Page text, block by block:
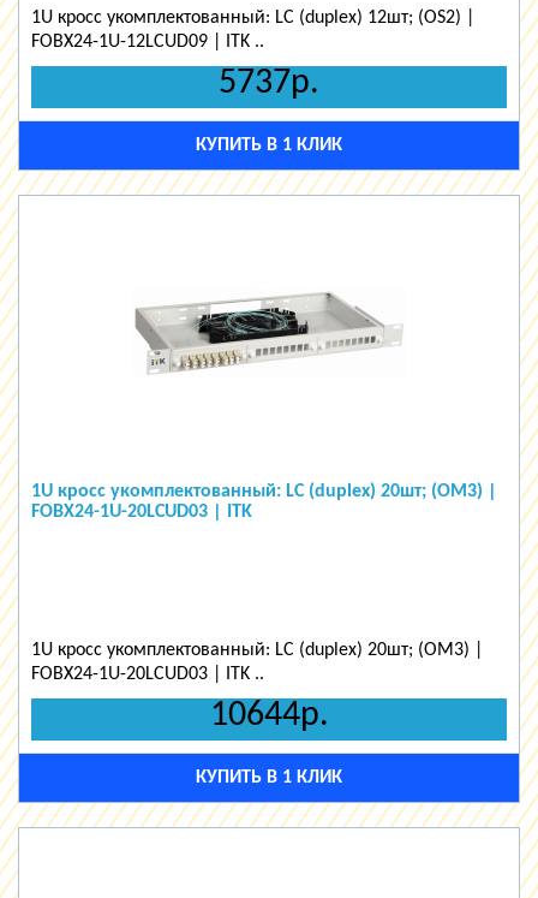
1U кросс укомплектованный: LC (duplex) 12шт; (OS2) |
FOBX24-1U-12LCUD09 | ITK ..
5737р.
КУПИТЬ В 1 КЛИК
1U кросс укомплектованный: LC (duplex) 20шт; (OM3) |
FOBX24-1U-20LCUD03 | ITK
1U кросс укомплектованный: LC (duplex) 20шт; (OM3) |
FOBX24-1U-20LCUD03 | ITK ..
10644р.
КУПИТЬ В 1 КЛИК